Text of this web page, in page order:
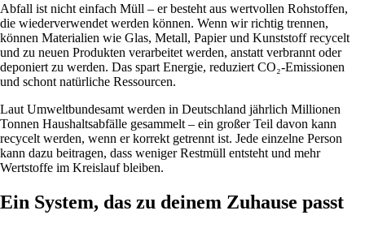
Abfall ist nicht einfach Müll – er besteht aus wertvollen Rohstoffen,
die wiederverwendet werden können. Wenn wir richtig trennen,
können Materialien wie Glas, Metall, Papier und Kunststoff recycelt
und zu neuen Produkten verarbeitet werden, anstatt verbrannt oder
deponiert zu werden. Das spart Energie, reduziert CO₂-Emissionen
und schont natürliche Ressourcen.
Laut Umweltbundesamt werden in Deutschland jährlich Millionen
Tonnen Haushaltsabfälle gesammelt – ein großer Teil davon kann
recycelt werden, wenn er korrekt getrennt ist. Jede einzelne Person
kann dazu beitragen, dass weniger Restmüll entsteht und mehr
Wertstoffe im Kreislauf bleiben.
Ein System, das zu deinem Zuhause passt